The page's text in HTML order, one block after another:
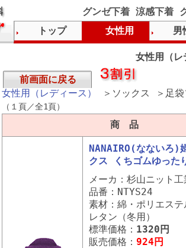
グンゼ下着 涼感下着
女性用（レ
前画面に戻る
女性用（レディース）
＞ソックス ＞足袋
（１頁／全1頁）
商 品
NANAIRO(なないろ)
クス くちゴムゆった
メーカ：杉山ニット工
品番：NTYS24
素材：綿・ポリエステ
レタン（冬用）
標準価格： 1320円
販売価格： 924円
トップ 女性用 男